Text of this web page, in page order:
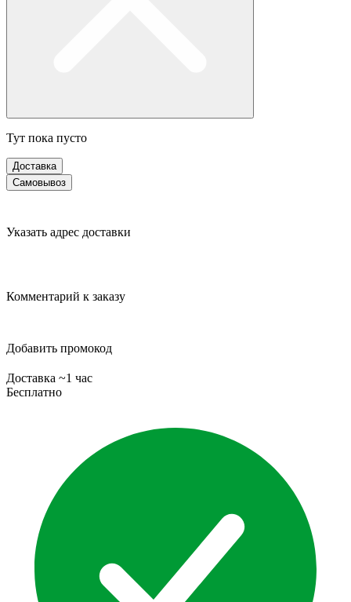
Тут пока пусто
Доставка
Самовывоз
Указать адрес доставки
Комментарий к заказу
Добавить промокод
Доставка ~1 час
Бесплатно